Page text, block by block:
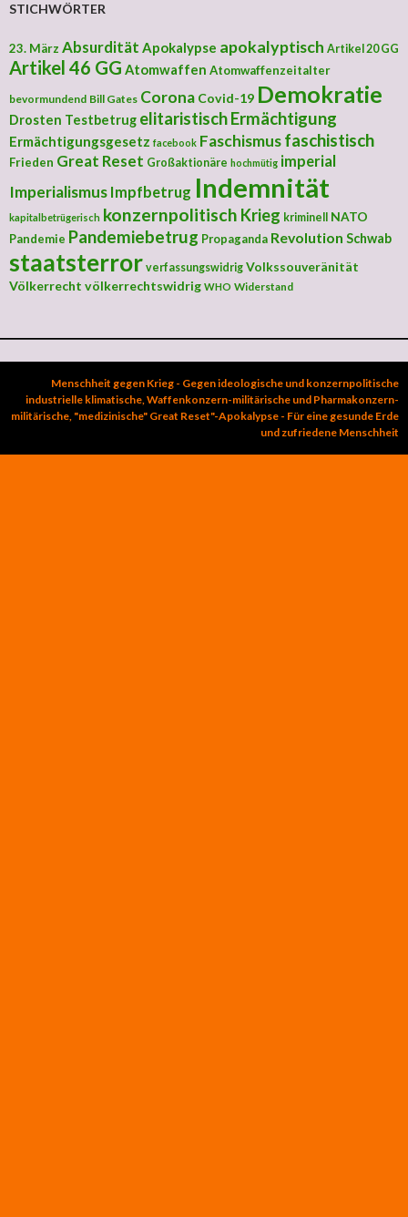
STICHWÖRTER
23. März Absurdität Apokalypse apokalyptisch Artikel 20 GG
Artikel 46 GG Atomwaffen Atomwaffenzeitalter
bevormundend Bill Gates Corona Covid-19 Demokratie
Drosten Testbetrug elitaristischErmächtigung
Ermächtigungsgesetz facebook Faschismusfaschistisch
Frieden Great Reset Großaktionäre hochmütig imperial
Imperialismus Impfbetrug Indemnität
kapitalbetrügerisch konzernpolitisch Krieg kriminell
NATO
Pandemie Pandemiebetrug Propaganda Revolution Schwab
staatsterror verfassungswidrig Volkssouveränität
Völkerrecht völkerrechtswidrig WHO Widerstand
Menschheit gegen Krieg - Gegen ideologische und konzernpolitische
industrielle klimatische, Waffenkonzern-militärische und Pharmakonzern-
militärische, "medizinische" Great Reset"-Apokalypse - Für eine gesunde Erde
und zufriedene Menschheit